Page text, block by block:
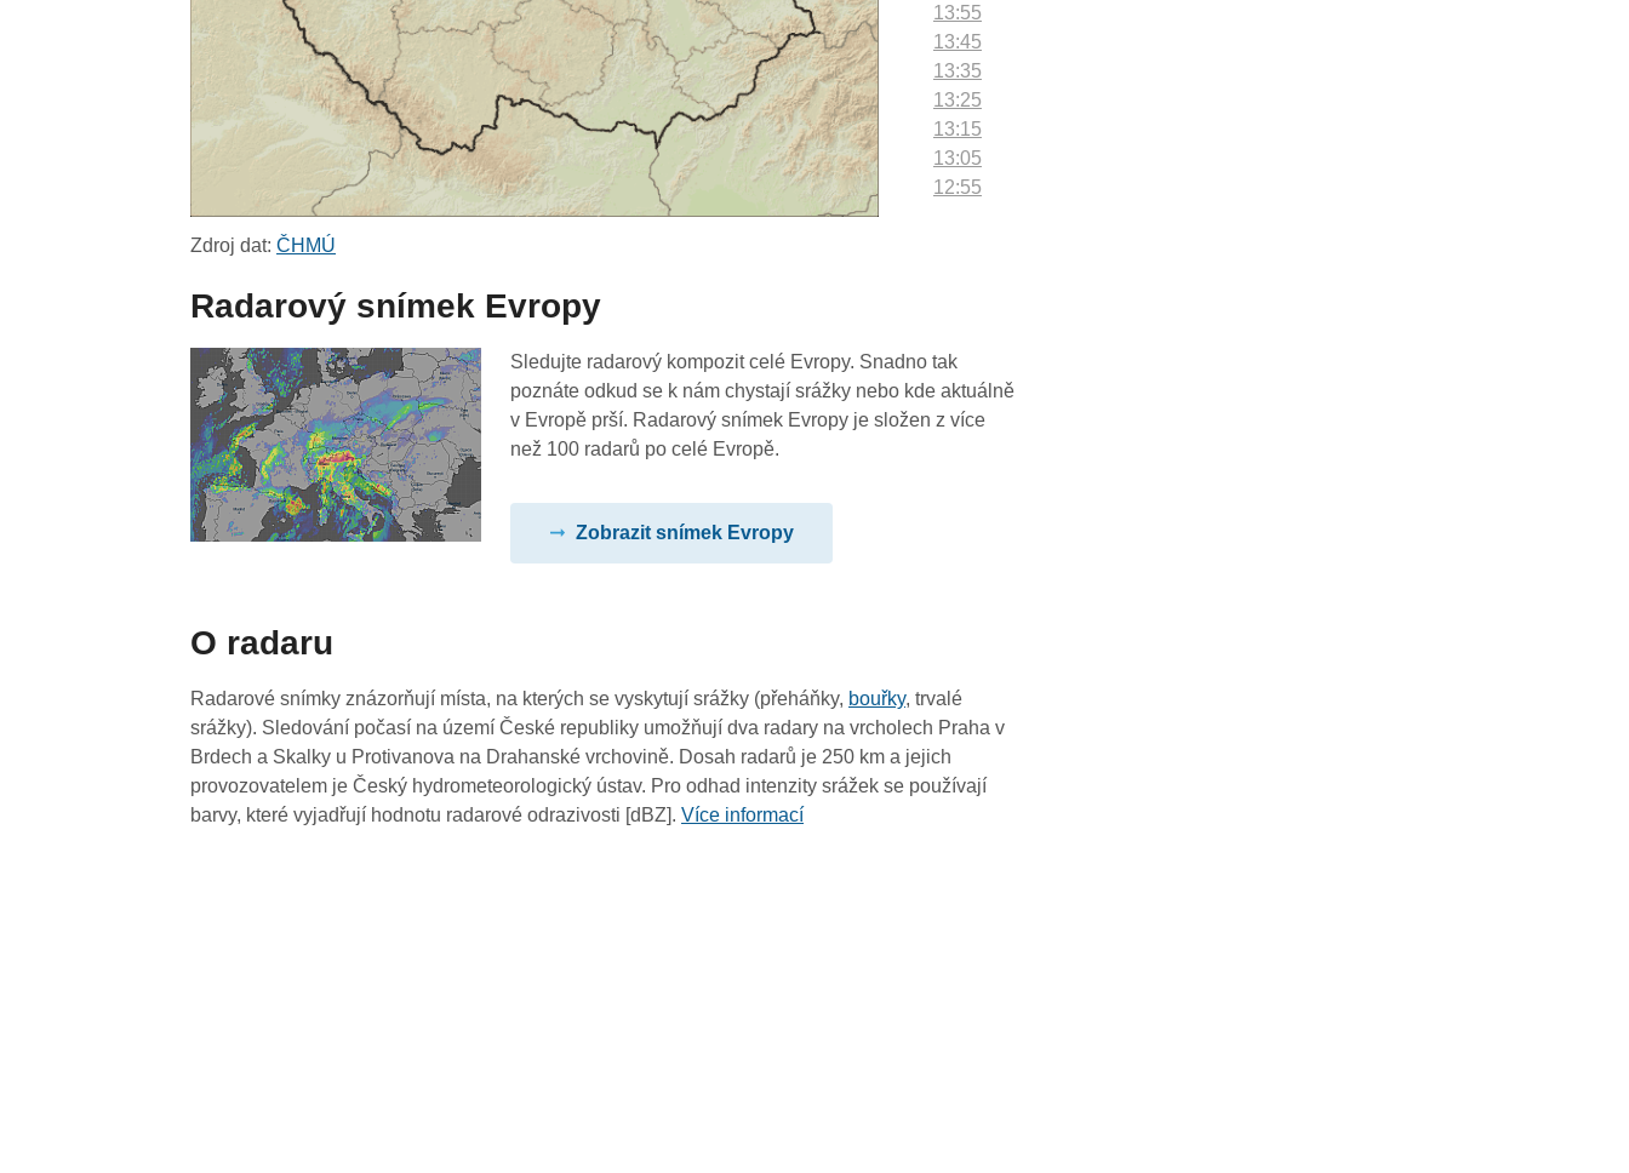
13:55
13:45
13:35
13:25
13:15
13:05
12:55
11:55
11:45
11:35
09:55
09:45
09:35
09:25
Zdroj dat:ČHMÚ
Radarový snímek Evropy
Sledujte radarový kompozit celé Evropy. Snadno tak
poznáte odkud se k nám chystají srážky nebo kde aktuálně
v Evropě prší. Radarový snímek Evropy je složen z více
než 100 radarů po celé Evropě.
Zobrazit snímek Evropy
O radaru
Radarové snímky znázorňují místa, na kterých se vyskytují srážky (přeháňky, bouřky, trvalé
srážky). Sledování počasí na území České republiky umožňují dva radary na vrcholech Praha v
Brdech a Skalky u Protivanova na Drahanské vrchovině. Dosah radarů je 250 km a jejich
provozovatelem je Český hydrometeorologický ústav. Pro odhad intenzity srážek se používají
barvy, které vyjadřují hodnotu radarové odrazivosti [dBZ].Více informací